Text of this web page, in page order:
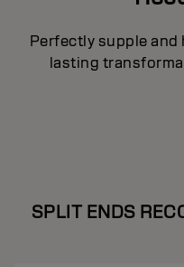
Perfectly supple
lasting
SPLIT ENDS